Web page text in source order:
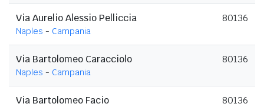
Via Aurelio Alessio Pelliccia
Naples - Campania
80136
Via Bartolomeo Caracciolo
Naples - Campania
80136
Via Bartolomeo Facio 80136